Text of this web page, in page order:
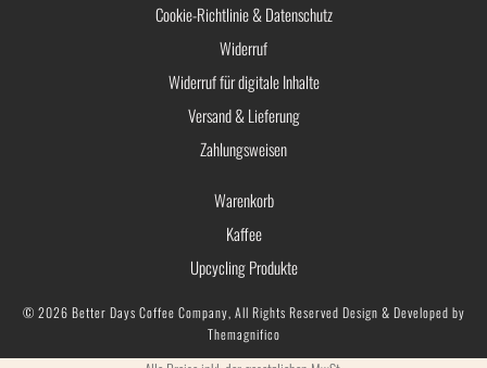
Cookie-Richtlinie & Datenschutz
Widerruf
Widerruf für digitale Inhalte
Versand & Lieferung
Zahlungsweisen
Warenkorb
Kaffee
Upcycling Produkte
© 2026 Better Days Coffee Company, All Rights Reserved Design & Developed by
Themagnifico